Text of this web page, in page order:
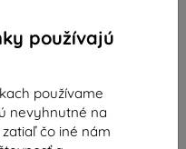
používajú
používame
nevyhnutné na
čo iné nám